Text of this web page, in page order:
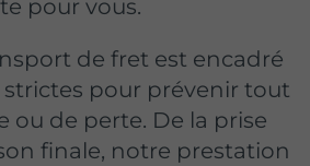
pour vous.
de fret est encadré
pour prévenir tout
ou de perte. De la prise
finale, notre prestation